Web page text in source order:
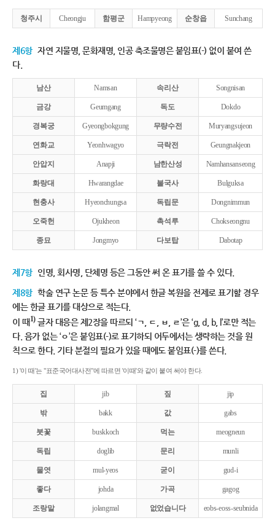
청주시 Cheongju 함평군 Hampyeong 순창읍 Sunchang
제6항 자연 지물명, 문화재명, 인공 축조물명은 붙임표(-) 없이 붙여 쓴
다.
남산 Namsan 속리산 Songnisan
금강 Geumgang 독도 Dokdo
경복궁 Gyeongbokgung 무량수전 Muryangsujeon
연화교 Yeonhwagyo 극락전 Geungnakjeon
안압지 Anapji 남한산성 Namhansanseong
화랑대 Hwarangdae 불국사 Bulguksa
현충사 Hyeonchungsa 독립문 Dongnimmun
오죽헌 Ojukheon 촉석루 Chokseongnu
종묘 Jongmyo 다보탑 Dabotap
제7항 인명, 회사명, 단체명 등은 그동안 써 온 표기를 쓸 수 있다.
제8항 학술 연구 논문 등 특수 분야에서 한글 복원을 전제로 표기할 경우
에는 한글 표기를 대상으로 적는다.
이 때1)글자 대응은 제2장을 따르되 ‘ㄱ, ㄷ, ㅂ, ㄹ’은 ‘g, d, b, l’로만 적는
다. 음가 없는 ‘ㅇ’은 붙임표(-)로 표기하되 어두에서는 생략하는 것을 원
칙으로 한다. 기타 분절의 필요가 있을 때에도 붙임표(-)를 쓴다.
1) '이 때'는 "표준국어대사전"에 따르면 '이때'와 같이 붙여 써야 한다.
집 jib 짚 jip
밖 bakk 값 gabs
붓꽃 buskkoch 먹는 meogneun
독립 doglib 문리 munli
물엿 mul-yeos 굳이 gud-i
좋다 johda 가곡 gagog
조랑말 jolangmal 없었습니다 eobs-eoss-seubnida